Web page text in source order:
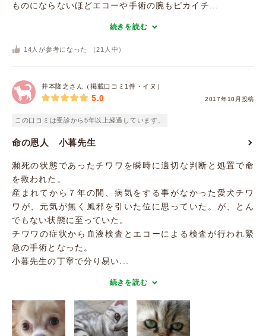
ものにならないほどエコーや手術の腕もピカイチ...
続きを読む
14 人が参考になった （21 人中）
井本隆之さん（掲載口コミ1件・イヌ）
2017年10月投稿
5.0
この口コミは受診から5年以上経過しています。
命の恩人 小暮先生
瀕死の状態であったチワワを瞬時に適切な判断と処置で命
を救われた。
産まれてから７年の間、病気をする事がなかった愛犬チワ
ワが、元気が無く風邪を引いた位に思っていた。が、とん
でもない状態に至っていた。
チワワの症状から血液検査とエコーによる検査が行われ緊
急の手術となった。
小暮先生の丁寧で分り易い...
続きを読む